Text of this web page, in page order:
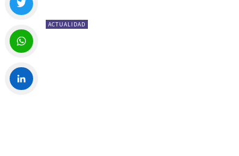
ACTUALIDAD
Twitter
WhatsApp